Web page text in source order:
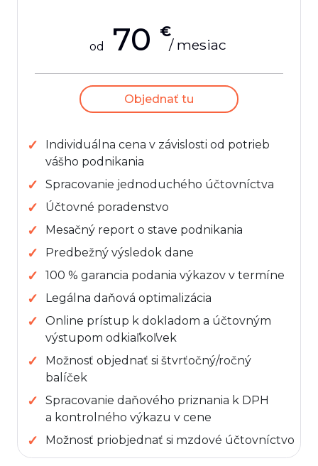
od 70 €
/ mesiac
Objednať tu
Individuálna cena v závislosti od potrieb
vášho podnikania
Spracovanie jednoduchého účtovníctva
Účtovné poradenstvo
Mesačný report o stave podnikania
Predbežný výsledok dane
100 % garancia podania výkazov v termíne
Legálna daňová optimalizácia
Online prístup k dokladom a účtovným
výstupom odkiaľkoľvek
Možnosť objednať si štvrťočný/ročný
balíček
Spracovanie daňového priznania k DPH
a kontrolného výkazu v cene
Možnosť priobjednať si mzdové účtovníctvo